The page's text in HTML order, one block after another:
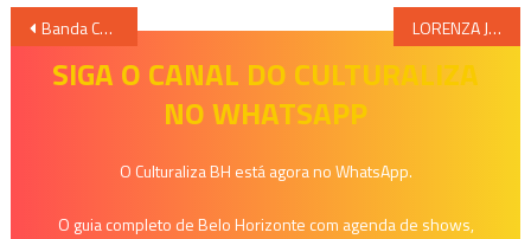
Navegação
Banda Chico e o Mar lança primeiro EP e divulga lyric vídeo com exclusividade; confira LORENZA JUNQUEIRA LANÇA EP “RAIZ” COM MENSAGEM DE ESPERANÇA E CLIPE GRAVADO NO BAIRRO EM QUE CRESCEU
SIGA O CANAL DO CULTURALIZA
NO WHATSAPP
O Culturaliza BH está agora no WhatsApp.
O guia completo de Belo Horizonte com agenda de shows,